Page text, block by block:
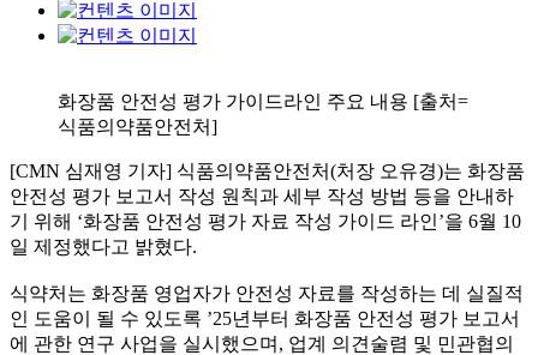
화장품 안전성 평가 가이드라인 주요 내용 [출처=
식품의약품안전처]
[CMN 심재영 기자] 식품의약품안전처(처장 오유경)는 화장품
안전성 평가 보고서 작성 원칙과 세부 작성 방법 등을 안내하
기 위해 ‘화장품 안전성 평가 자료 작성 가이드 라인’을 6월 10
일 제정했다고 밝혔다.
식약처는 화장품 영업자가 안전성 자료를 작성하는 데 실질적
인 도움이 될 수 있도록 ’25년부터 화장품 안전성 평가 보고서
에 관한 연구 사업을 실시했으며, 업계 의견술렴 및 민관협의